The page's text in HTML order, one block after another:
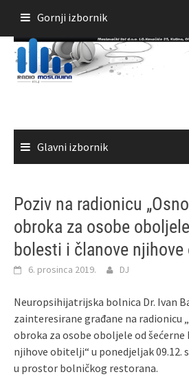
sadržaja
Gornji izbornik
Glavni izbornik
Poziv na radionicu
obroka za osobe
bolesti i članove njihove
6. prosinca 2019. DJ
Neuropsihijatrijska bolnica Dr. Ivan
zainteresirane građane na radionicu
obroka za osobe oboljele od
njihove obitelji“ u ponedjeljak 09.12.
u prostor bolničkog restorana.